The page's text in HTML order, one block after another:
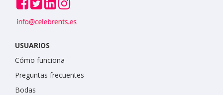
USUARIOS
Cómo funciona
Preguntas frecuentes
Bodas